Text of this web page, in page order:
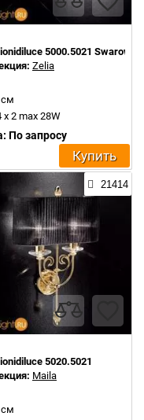
5000.5021
Zelia
x 2 max 28W
По запросу
Купить
21414
5020.5021
Maila